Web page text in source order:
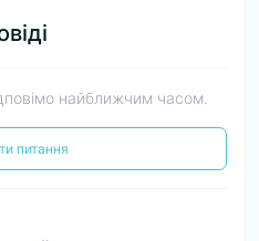
найближчим часом.
питання